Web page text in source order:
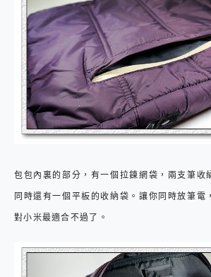
包包內裏的部分，有一個拉鍊網袋，兩支筆收
同時還有一個平板的收納袋。讓你同時放筆電
對小米最適合不過了。